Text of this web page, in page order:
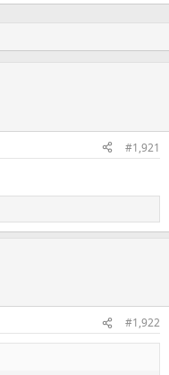
#1,921
#1,922